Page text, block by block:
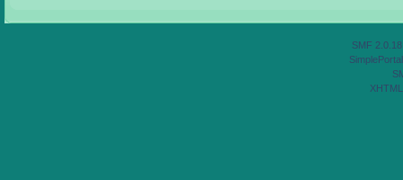
SMF 2.0.18
XHTML